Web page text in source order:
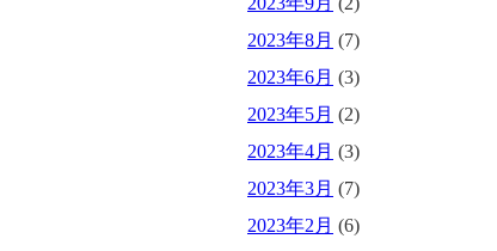
2023年8月 (7)
2023年6月 (3)
2023年5月 (2)
2023年4月 (3)
2023年3月 (7)
2023年2月 (6)